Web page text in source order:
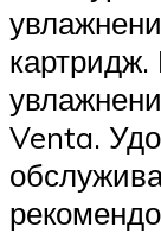
картридж.
Venta.